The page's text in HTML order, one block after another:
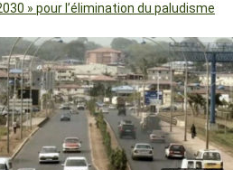
» pour l’élimination du paludisme